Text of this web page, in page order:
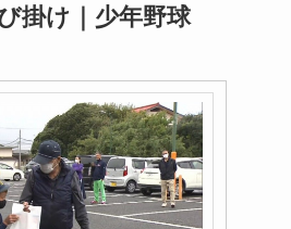
掛け｜少年野球